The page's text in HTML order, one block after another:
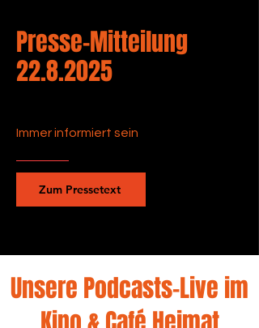
Presse-Mitteilung
22.8.2025
Immer informiert sein
Zum Pressetext
Unsere Podcasts-Live im